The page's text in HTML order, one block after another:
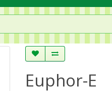
Euphor-E